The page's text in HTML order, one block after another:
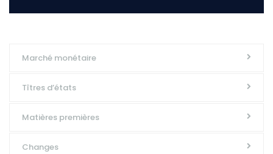
Marché monétaire
Tîtres d’états
Matières premières
Changes